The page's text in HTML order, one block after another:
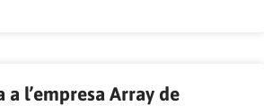
a l’empresa Array de